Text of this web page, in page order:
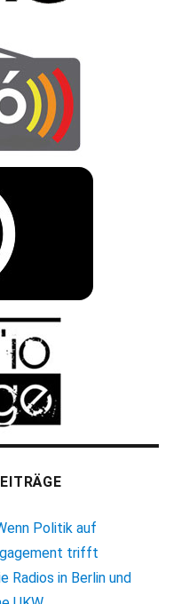
Politik auf
trifft
Radios in Berlin und